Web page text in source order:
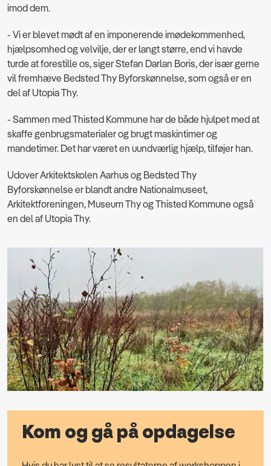
imod dem.
- Vi er blevet mødt af en imponerende imødekommenhed,
hjælpsomhed og velvilje, der er langt større, end vi havde
turde at forestille os, siger Stefan Darlan Boris, der især gerne
vil fremhæve Bedsted Thy Byforskønnelse, som også er en
del af Utopia Thy.
- Sammen med Thisted Kommune har de både hjulpet med at
skaffe genbrugsmaterialer og brugt maskintimer og
mandetimer. Det har været en uundværlig hjælp, tilføjer han.
Udover Arkitektskolen Aarhus og Bedsted Thy
Byforskønnelse er blandt andre Nationalmuseet,
Arkitektforeningen, Museum Thy og Thisted Kommune også
en del af Utopia Thy.
Kom og gå på opdagelse